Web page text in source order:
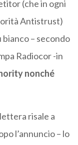
(che in ogni
Antistrust)
bianco – secondo
Radiocor -in
nonché
risale a
l’annuncio – lo